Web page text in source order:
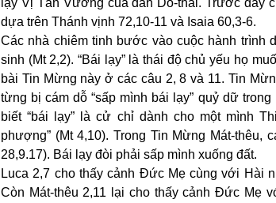
lạy Vị Tân Vương của dân Do-thái. Trước đây
dựa trên Thánh vịnh 72,10-11 và Isaia 60,3-6.
Các nhà chiêm tinh bước vào cuộc hành trình
sinh (Mt 2,2). “Bái lạy” là thái độ chủ yếu họ
bài Tin Mừng này ở các câu 2, 8 và 11. Tin
từng bị cám dỗ “sấp mình bái lạy” quỷ dữ
biết “bái lạy” là cử chỉ dành cho một mình
phượng” (Mt 4,10). Trong Tin Mừng Mát-
28,9.17). Bái lạy đòi phải sấp mình xuống đất.
Luca 2,7 cho thấy cảnh Đức Mẹ cùng với Hài
Còn Mát-thêu 2,11 lại cho thấy cảnh Đức Mẹ